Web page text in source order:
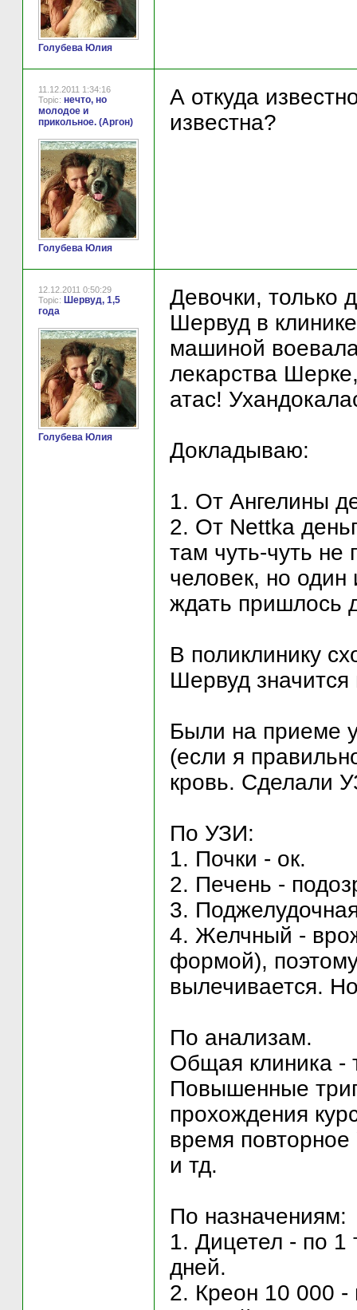
Голубева Юлия
11.12.2011 1:34:16
Topic: нечто, но
молодое и
прикольное. (Аргон)
Голубева Юлия
А откуда
известна?
12.12.2011 0:50:29
Topic: Шервуд, 1,5
года
Голубева Юлия
Девочки, только
Шервуд в
машиной
лекарства
атас!
Докладываю:
1. От Ангелины
2. От Nettka
там чуть-чуть
человек, но один
ждать пришлось
В поликлинику
Шервуд
Были на приеме
(если я
кровь. Сделали
По УЗИ:
1. Почки - ок.
2. Печень -
3.
4. Желчный -
формой),
вылечивается.
По анализам.
Общая клиника -
Повышенные
прохождения
время
и тд.
По назначениям:
1. Дицетел - по 1
дней.
2. Креон 10 000 -